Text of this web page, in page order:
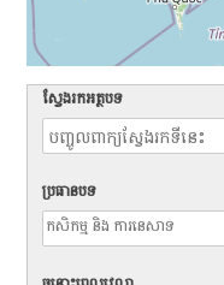
ស្វែងរកអត្ថបទ
ប្រធានបទ